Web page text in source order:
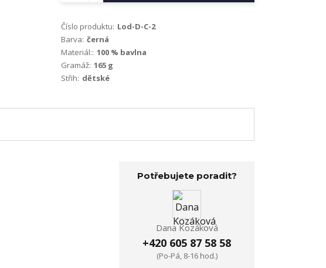
Číslo produktu: Lod-D-C-2
Barva: černá
Materiál:: 100 % bavlna
Gramáž: 165 g
Střih: dětské
Potřebujete poradit?
Dana Kozáková
+420 605 87 58 58
(Po-Pá, 8-16 hod.)